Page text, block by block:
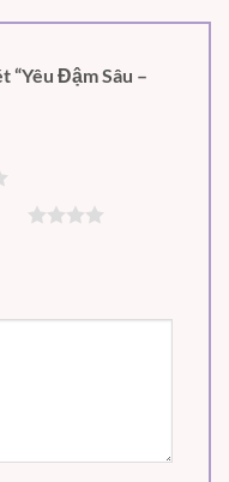
“Yêu Đậm Sâu –